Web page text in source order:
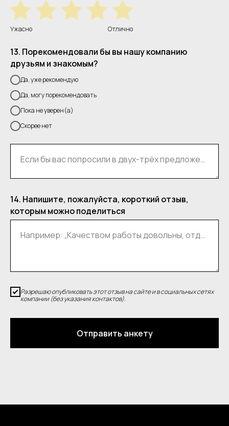
Ужасно Отлично
13. Порекомендовали бы вы нашу компанию
друзьям и знакомым?
Да, уже рекомендую
Да, могу порекомендовать
Пока не уверен(а)
Скорее нет
Если бы вас попросили в двух-трёх предложениях рассказать о нас, что бы вы сказали?
14. Напишите, пожалуйста, короткий отзыв,
которым можно поделиться
Например: „Качеством работы довольны, отдельное спасибо монтажникам за аккуратность и терпение“
Разрешаю опубликовать этот отзыв на сайте и в социальных сетях
компании (без указания контактов).
Отправить анкету